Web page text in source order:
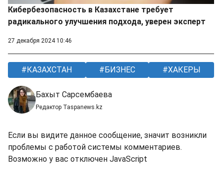
Кибербезопасность в Казахстане требует
радикального улучшения подхода, уверен эксперт
27 декабря 2024 10:46
КАЗАХСТАН БИЗНЕС ХАКЕРЫ
Бахыт Сарсембаева
Редактор Taspanews.kz
Если вы видите данное сообщение, значит возникли
проблемы с работой системы комментариев.
Возможно у вас отключен JavaScript